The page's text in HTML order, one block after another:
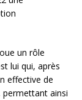
un rôle
lui qui, après
effective de
permettant ainsi